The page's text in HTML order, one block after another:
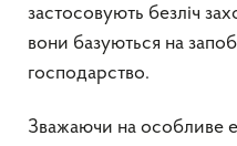
застосовують безліч
вони базуються на
господарство.
Зважаючи на особливе